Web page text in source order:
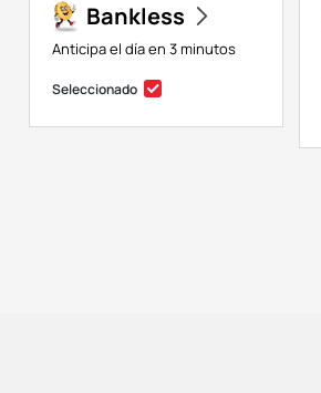
Bankless
Anticipa el día en 3 minutos
Seleccionado